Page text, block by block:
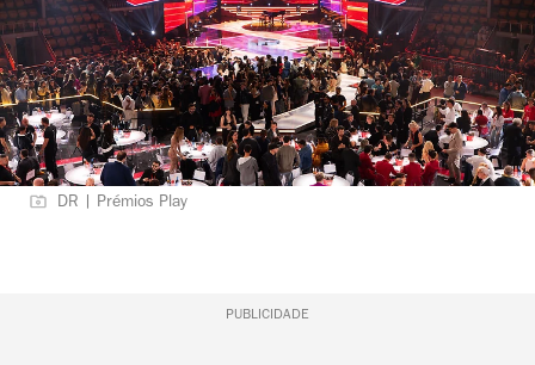
DR | Prémios Play
PUBLICIDADE